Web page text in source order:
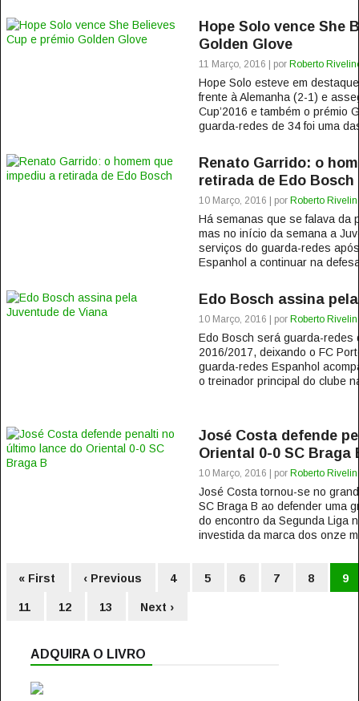
Hope Solo vence She
Golden Glove
11 Março, 2016 | por Roberto
Hope Solo esteve em
frente à Alemanha (2-1) e
Cup’2016 e também o prémio
guarda-redes de 34 foi uma
Renato Garrido: o
retirada de Edo Bosch
10 Março, 2016 | por Roberto
Há semanas que se falava da
mas no início da semana a
serviços do guarda-redes
Espanhol a continuar na
Edo Bosch assina
10 Março, 2016 | por Roberto
Edo Bosch será guarda-redes
2016/2017, deixando o FC
guarda-redes Espanhol
o treinador principal do clube
José Costa defende
Oriental 0-0 SC Braga
10 Março, 2016 | por Roberto
José Costa tornou-se no
SC Braga B ao defender uma
do encontro da Segunda Liga
investida da marca dos onze
« First ‹ Previous 4 5 6 7 8 9
11 12 13 Next ›
ADQUIRA O LIVRO